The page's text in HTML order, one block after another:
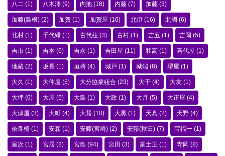
八二 (1) 八木澤 (9) 内池 (18) 内藤 (7) 加藤 (3)
加藤(島根) (2) 加賀 (1) 加賀屋 (16) 北伊 (16) 北國 (6)
北村 (1) 千代緑 (1) 古代柱 (3) 古村 (1) 吉五 (1) 吉岡 (5)
吉市 (1) 吉本 (6) 吉永 (1) 吉田屋 (11) 和高 (1) 喜代屋 (1)
地蔵 (2) 坂長 (1) 垣崎 (4) 城戸 (1) 城端 (8) 堺屋 (1)
大久 (1) 大仲屋 (5) 大分協業組合 (23) 大千 (4) 大友 (1)
大坪 (6) 大屋 (5) 大島 (1) 大政 (1) 大月 (5) 大正屋 (4)
大津屋 (3) 大町 (4) 大醤 (10) 大黒 (1) 天真 (2) 天野 (4)
奈良橋 (1) 安森 (1) 安藤(宮崎) (2) 安藤(秋田) (7) 宝福一 (1)
室次 (1) 宮居 (3) 宮島 (94) 宮田 (3) 富士正 (1) 寺岡 (8)